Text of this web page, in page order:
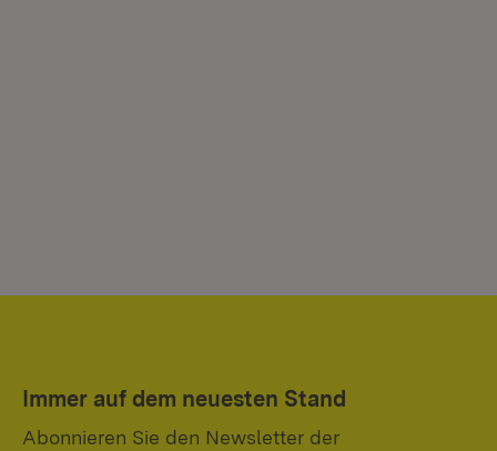
Immer auf dem neuesten Stand
Abonnieren Sie den Newsletter der